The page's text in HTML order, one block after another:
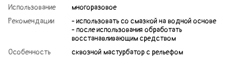
Использование
многоразовое
Рекомендации
- использовать со смазкой на водной основе
- после использования обработать
восстанавливающим средством
Особенность
сквозной мастурбатор с рельефом